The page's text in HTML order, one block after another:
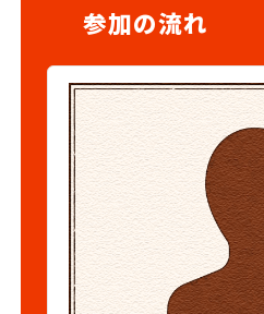
参加の流れ